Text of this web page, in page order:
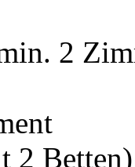
2
2 Betten)